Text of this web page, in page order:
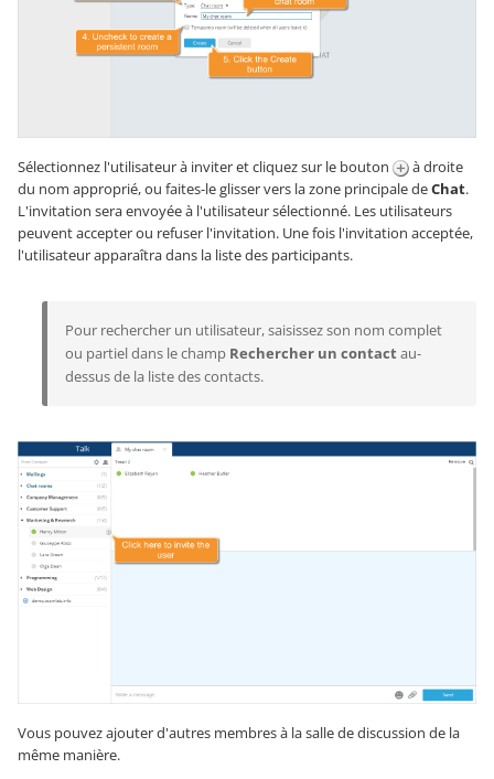
Sélectionnez l'utilisateur à inviter et cliquez sur le bouton
à droite
du nom approprié, ou faites-le glisser vers la zone principale deChat.
L'invitation sera envoyée à l'utilisateur sélectionné. Les utilisateurs
peuvent accepter ou refuser l'invitation. Une fois l'invitation acceptée,
l'utilisateur apparaîtra dans la liste des participants.
Pour rechercher un utilisateur, saisissez son nom complet
ou partiel dans le champ Rechercher un contactau-
dessus de la liste des contacts.
Vous pouvez ajouter d'autres membres à la salle de discussion de la
même manière.